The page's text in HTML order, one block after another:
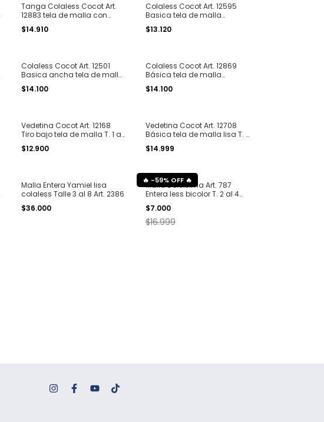
Tanga Colaless Cocot Art.
12883 tela de malla con
ondas T. 1 al 4
$14.910
Colaless Cocot Art. 12595
Basica tela de malla
estampado surtido T. 1 al 4
$13.120
Colaless Cocot Art. 12501
Basica ancha tela de malla
lisa T. 1 al 4
$14.100
Colaless Cocot Art. 12869
Básica tela de malla
texturada seamless T. 1 al 4
$14.100
Vedetina Cocot Art. 12168
Tiro bajo tela de malla T. 1 al
4
$12.900
Vedetina Cocot Art. 12708
Básica tela de malla lisa T. 1
al 4
$14.999
Malla Entera Yamiel lisa
colaless Talle 3 al 8 Art. 2386
$36.000
Malla Dolcisima Art. 787
Entera less bicolor T. 2 al 4
(sin cinturon)
$7.000
-59% OFF
$16.999